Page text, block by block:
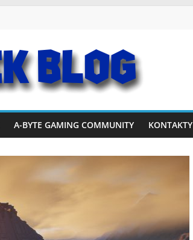
A-BYTE GAMING COMMUNITY KONTAKTY